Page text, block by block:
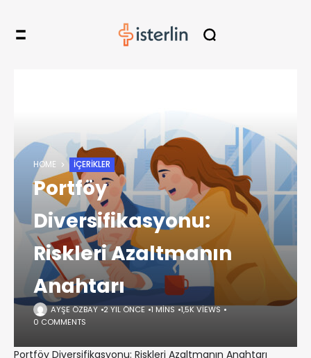
HOME İÇERIKLER
Portföy
Diversifikasyonu:
Riskleri Azaltmanın
Anahtarı
AYŞE ÖZBAY 2 YIL ÖNCE 1 MINS 1,5K VIEWS
0 COMMENTS
Portföy Diversifikasyonu: Riskleri Azaltmanın Anahtarı